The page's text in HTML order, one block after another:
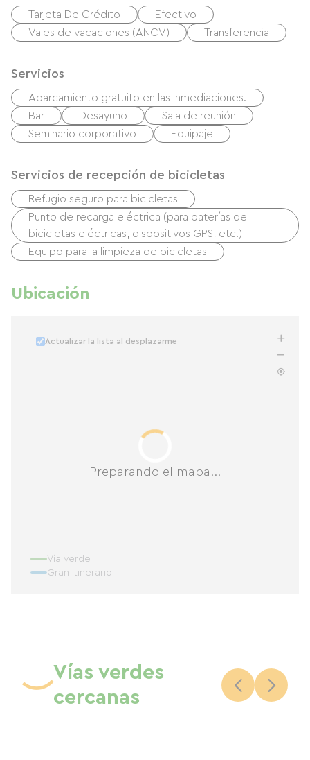
Tarjeta De Crédito
Efectivo
Vales de vacaciones (ANCV)
Transferencia
Servicios
Aparcamiento gratuito en las inmediaciones.
Bar
Desayuno
Sala de reunión
Seminario corporativo
Equipaje
Servicios de recepción de bicicletas
Refugio seguro para bicicletas
Punto de recarga eléctrica (para baterías de
bicicletas eléctricas, dispositivos GPS, etc.)
Equipo para la limpieza de bicicletas
Ubicación
Preparando el mapa...
Actualizar la lista al desplazarme
Vía verde
Gran itinerario
Vías verdes
cercanas